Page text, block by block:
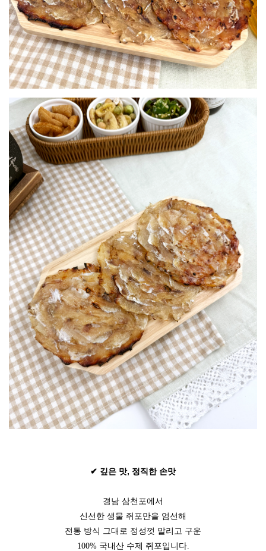
✔ 깊은 맛, 정직한 손맛
경남 삼천포에서
신선한 생물 쥐포만을 엄선해
전통 방식 그대로 정성껏 말리고 구운
100% 국내산 수제 쥐포입니다.